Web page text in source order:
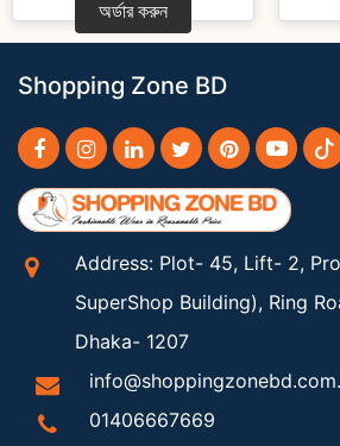
অর্ডার করুন
Shopping Zone BD
Address: Plot- 45, Lift- 2,
SuperShop Building), Ring
Dhaka- 1207
01406667669